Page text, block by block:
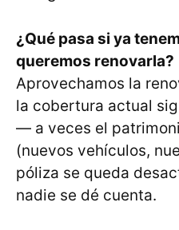
¿Qué pasa si ya
queremos renovarla?
Aprovechamos la
la cobertura actual
— a veces el
(nuevos vehículos,
póliza se queda
nadie se dé cuenta.